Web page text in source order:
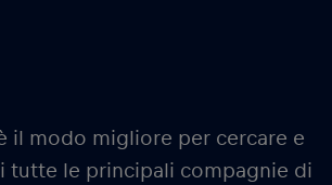
il modo migliore per cercare e
tutte le principali compagnie di